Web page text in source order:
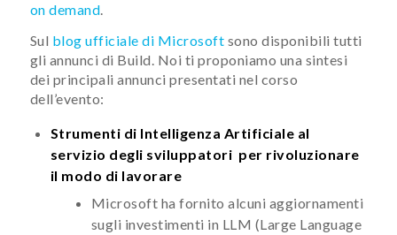
on demand.
Sul blog ufficiale di Microsoft sono disponibili tutti
gli annunci di Build. Noi ti proponiamo una sintesi
dei principali annunci presentati nel corso
dell’evento:
Strumenti di Intelligenza Artificiale al
servizio degli sviluppatori per rivoluzionare
il modo di lavorare
Microsoft ha fornito alcuni aggiornamenti
sugli investimenti in LLM (Large Language